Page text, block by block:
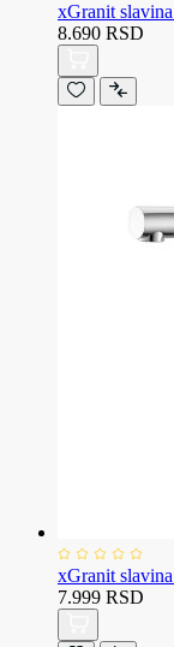
xGranit
8.690 RSD
xGranit
7.999 RSD